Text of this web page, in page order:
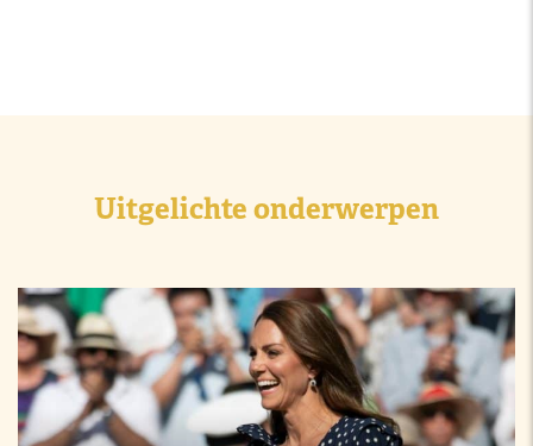
Uitgelichte onderwerpen